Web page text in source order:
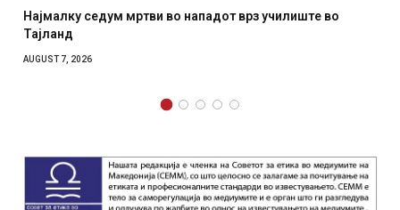
Најмалку седум мртви во нападот врз училиште во
Тајланд
AUGUST 7, 2026